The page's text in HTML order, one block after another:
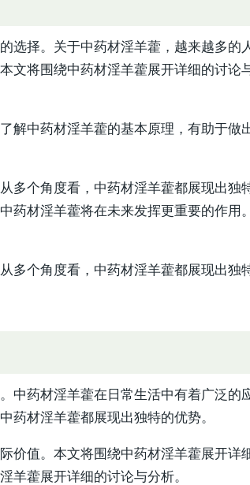
选择。关于中药材淫羊藿，越来越多的
文将围绕中药材淫羊藿展开详细的讨论
解中药材淫羊藿的基本原理，有助于做
多个角度看，中药材淫羊藿都展现出独
药材淫羊藿将在未来发挥更重要的作用
多个角度看，中药材淫羊藿都展现出独
中药材淫羊藿在日常生活中有着广泛的
药材淫羊藿都展现出独特的优势。
价值。本文将围绕中药材淫羊藿展开详
羊藿展开详细的讨论与分析。